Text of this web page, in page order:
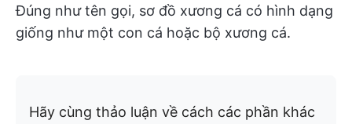
Đúng như tên gọi, sơ đồ xương cá có hình dạng
giống như một con cá hoặc bộ xương cá.
Hãy cùng thảo luận về cách các phần khác